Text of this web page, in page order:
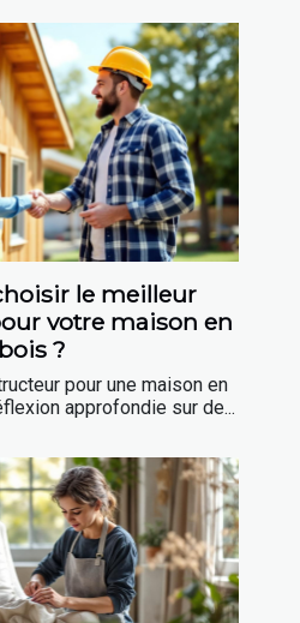
le meilleur
votre maison en
bois ?
pour une maison en
approfondie sur de...